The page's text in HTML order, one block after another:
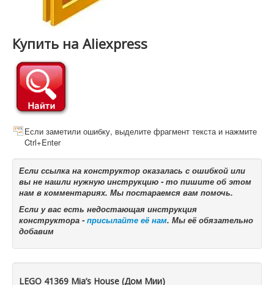
5
Купить на Aliexpress
Если заметили ошибку, выделите фрагмент текста и нажмите
Ctrl+Enter
Если ссылка на конструктор оказалась с ошибкой или
вы не нашли нужную инструкцию - то пишите об этом
нам в комментариях. Мы постараемся вам помочь.
Если у вас есть недостающая инструкция
конструктора -присылайте её нам. Мы её обязательно
добавим
LEGO 41369 Mia’s House (Дом Мии)